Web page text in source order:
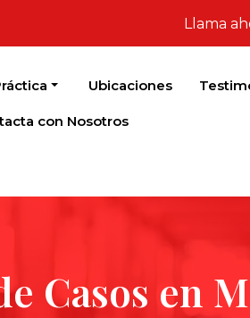
Llama
Ubicaciones
con Nosotros
Casos en